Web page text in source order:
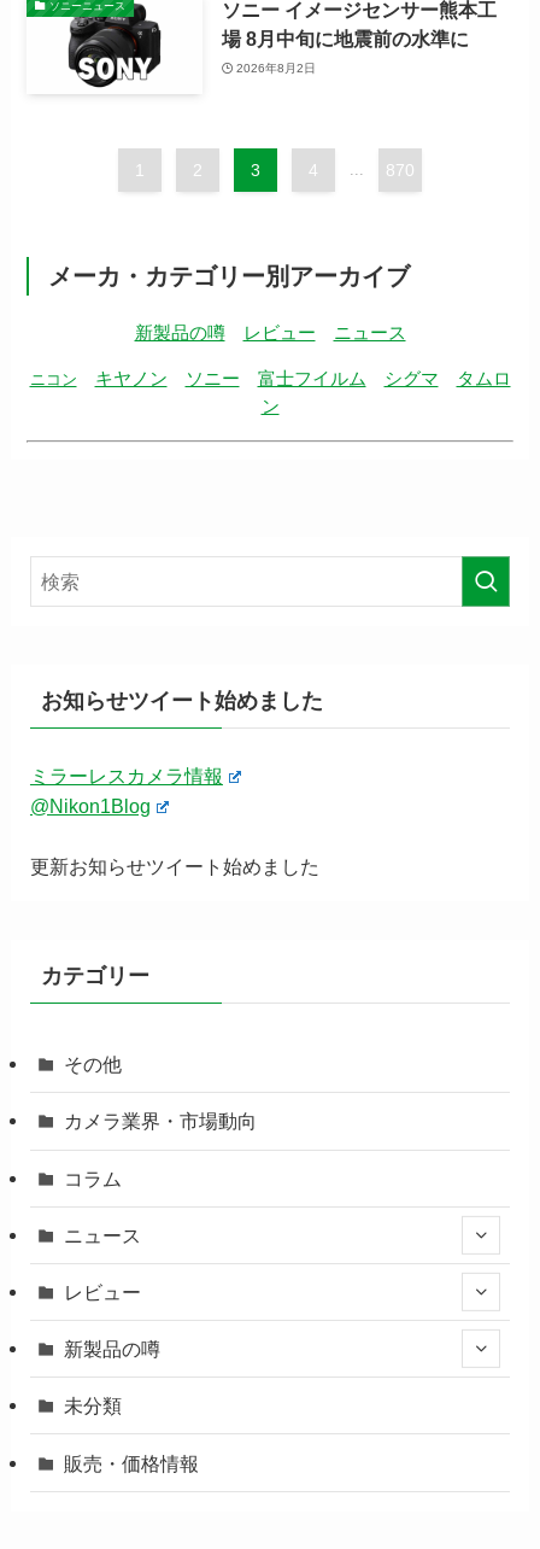
ソニーニュース
ソニー イメージセンサー熊本工
場 8月中旬に地震前の水準に
2026年8月2日
1 2 3 4 870
メーカ・カテゴリー別アーカイブ
新製品の噂 レビュー ニュース
ニコン キヤノン ソニー 富士フイルム シグマ
タムロ
ン
お知らせツイート始めました
ミラーレスカメラ情報
@Nikon1Blog
更新お知らせツイート始めました
カテゴリー
その他
カメラ業界・市場動向
コラム
ニュース
レビュー
新製品の噂
未分類
販売・価格情報